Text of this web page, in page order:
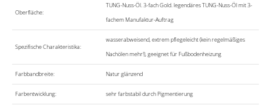
Oberfläche:
TUNG-Nuss-Öl. 3-fach Gold. legendäres TUNG-Nuss-Öl mit 3-
fachem Manufaktur-Auftrag
Spezifische Charakteristika:
wasserabweisend, extrem pflegeleicht (kein regelmäßiges
Nachölen mehr!), geeignet für Fußbodenheizung
Farbbandbreite: Natur glänzend
Farbentwicklung: sehr farbstabil durch Pigmentierung